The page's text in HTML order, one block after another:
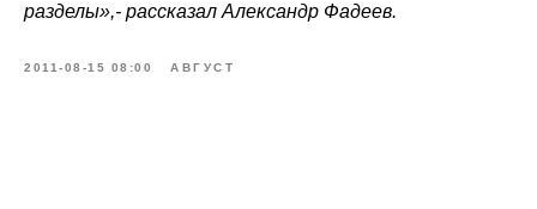
разделы»,- рассказал Александр Фадеев.
2011-08-15 08:00 АВГУСТ